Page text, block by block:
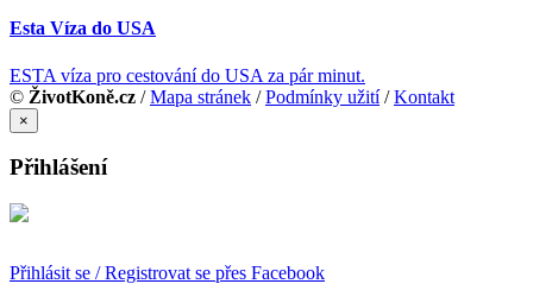
Esta Víza do USA
ESTA víza pro cestování do USA za pár minut.
© ŽivotKoně.cz /Mapa stránek /Podmínky užití/Kontakt
×
Přihlášení
Přihlásit se / Registrovat se přes Facebook